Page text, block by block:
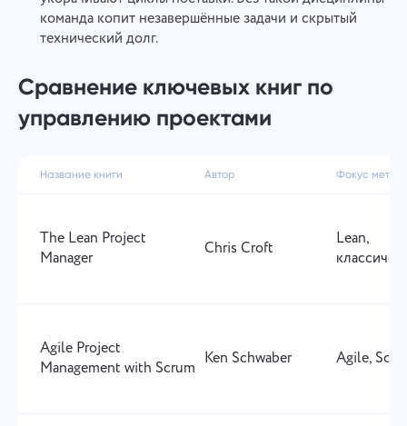
команда копит незавершённые задачи и скрытый
технический долг.
Сравнение ключевых книг по
управлению проектами
Название книги Автор Фокус
The Lean Project
Manager
Chris Croft
Lean,
Agile Project
Management with Scrum Ken Schwaber Agile,
Отправить
Политике конфиденциальности.
персональные данные.